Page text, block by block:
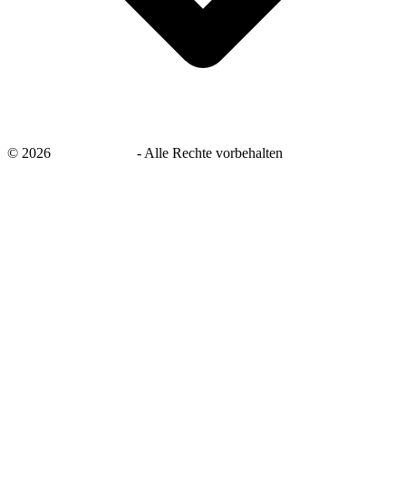
© 2026 - Alle Rechte vorbehalten